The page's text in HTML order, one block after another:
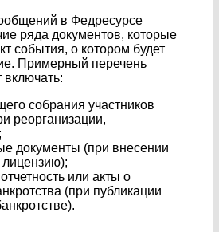
в Федресурсе
ряда документов, которые
события, о котором будет
Примерный перечень
включать:
собрания участников
реорганизации,
документы (при внесении
или акты о
(при публикации